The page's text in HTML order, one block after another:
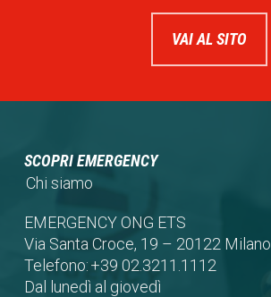
VAI AL SITO
SCOPRI EMERGENCY
Chi siamo
EMERGENCY ONG ETS
Via Santa Croce, 19 – 20122 Milano
Telefono:+39 02.3211.1112
Dal lunedì al giovedì